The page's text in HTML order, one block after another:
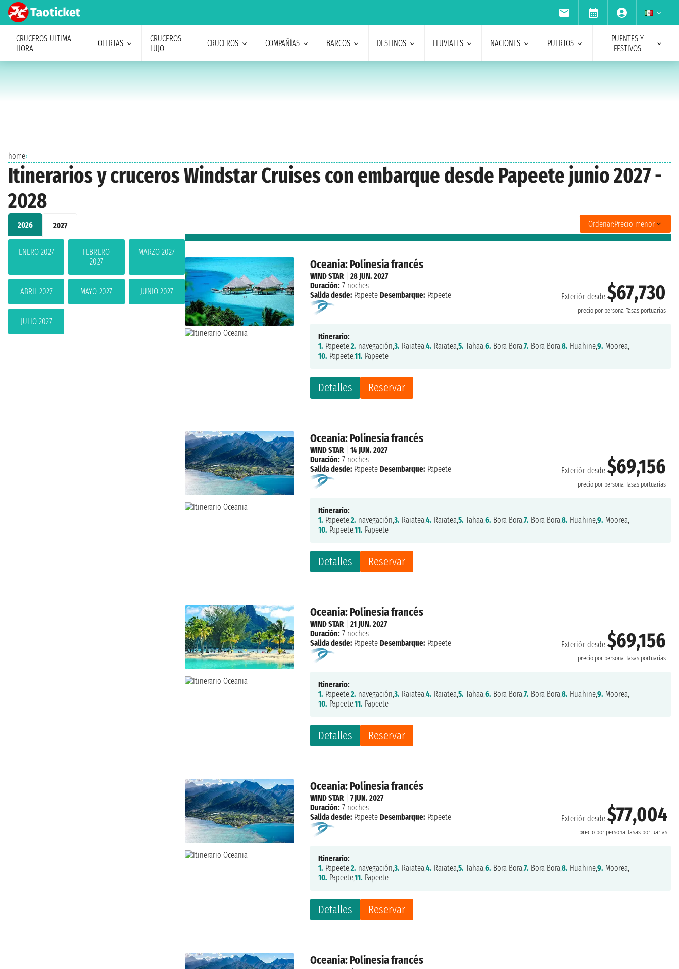
CRUCEROS ULTIMA
HORA
OFERTAS
CRUCEROS
LUJO
CRUCEROS COMPAÑÍAS BARCOS DESTINOS FLUVIALES NACIONES PUERTOS
PUENTES Y
FESTIVOS
home›
Itinerarios y cruceros Windstar Cruises con embarque desde Papeete junio 2027 -
2028
2026 2027
ENERO 2027
FEBRERO
2027
MARZO 2027
ABRIL 2027 MAYO 2027 JUNIO 2027
JULIO 2027
Ordenar:Precio menor
Oceania: Polinesia francés
Exteriór desde$67,730
precio por persona Tasas portuarias
Detalles Reservar
WIND STAR|28 JUN. 2027
Duración: 7 noches
Salida desde: Papeete Desembarque: Papeete
Itinerario:
1. Papeete,2. navegación,3. Raiatea,4. Raiatea,5. Tahaa,6. Bora Bora,7. Bora Bora,8. Huahine,9. Moorea,
10. Papeete,11. Papeete
Oceania: Polinesia francés
Exteriór desde$69,156
precio por persona Tasas portuarias
Detalles Reservar
WIND STAR|14 JUN. 2027
Duración: 7 noches
Salida desde: Papeete Desembarque: Papeete
Itinerario:
1. Papeete,2. navegación,3. Raiatea,4. Raiatea,5. Tahaa,6. Bora Bora,7. Bora Bora,8. Huahine,9. Moorea,
10. Papeete,11. Papeete
Oceania: Polinesia francés
Exteriór desde$69,156
precio por persona Tasas portuarias
Detalles Reservar
WIND STAR|21 JUN. 2027
Duración: 7 noches
Salida desde: Papeete Desembarque: Papeete
Itinerario:
1. Papeete,2. navegación,3. Raiatea,4. Raiatea,5. Tahaa,6. Bora Bora,7. Bora Bora,8. Huahine,9. Moorea,
10. Papeete,11. Papeete
Oceania: Polinesia francés
Exteriór desde$77,004
precio por persona Tasas portuarias
Detalles Reservar
WIND STAR|7 JUN. 2027
Duración: 7 noches
Salida desde: Papeete Desembarque: Papeete
Itinerario:
1. Papeete,2. navegación,3. Raiatea,4. Raiatea,5. Tahaa,6. Bora Bora,7. Bora Bora,8. Huahine,9. Moorea,
10. Papeete,11. Papeete
Oceania: Polinesia francés